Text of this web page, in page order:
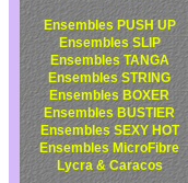
Ensembles PUSH UP
Ensembles SLIP
Ensembles TANGA
Ensembles STRING
Ensembles BOXER
Ensembles BUSTIER
Ensembles SEXY HOT
Ensembles MicroFibre
Lycra & Caracos